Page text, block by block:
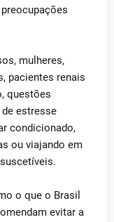
mulheres,
pacientes renais
questões
estresse
condicionado,
ou viajando em
o que o Brasil
evitar a